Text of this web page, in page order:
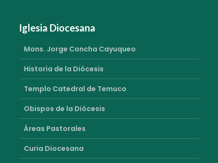
Iglesia Diocesana
Mons. Jorge Concha Cayuqueo
Historia de la Diócesis
Templo Catedral de Temuco
Obispos de la Diócesis
Áreas Pastorales
Curia Diocesana